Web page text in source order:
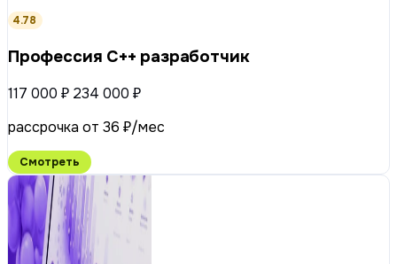
4.78
Профессия C++ разработчик
117 000 ₽ 234 000 ₽
рассрочка от 36 ₽/мес
Смотреть